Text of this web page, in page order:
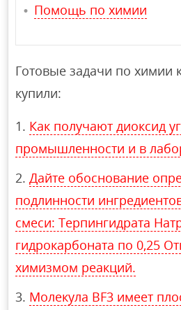
Помощь по химии
Готовые задачи по химии
купили:
Как получают диоксид
промышленности и в
Дайте обоснование
подлинности
смеси: Терпингидрата
гидрокарбоната по 0,25
химизмом реакций.
Молекула BF3 имеет